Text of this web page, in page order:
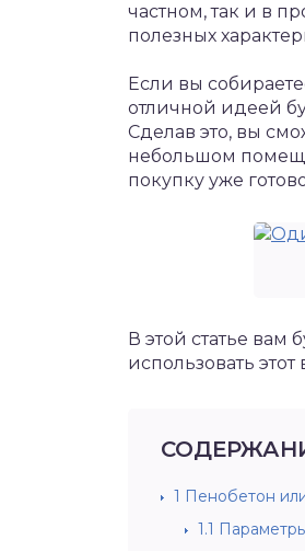
частном, так и в
полезных
Если вы
отличной идеей
Сделав это, вы
небольшом
покупку уже
В этой статье вам
использовать
1 Пенобетон
1.1